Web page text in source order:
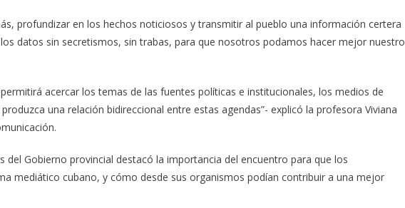
profundizar en los hechos noticiosos y transmitir al pueblo una información certera
datos sin secretismos, sin trabas, para que nosotros podamos hacer mejor nuestro
acercar los temas de las fuentes políticas e institucionales, los medios de
una relación bidireccional entre estas agendas”- explicó la profesora Viviana
del Gobierno provincial destacó la importancia del encuentro para que los
mediático cubano, y cómo desde sus organismos podían contribuir a una mejor